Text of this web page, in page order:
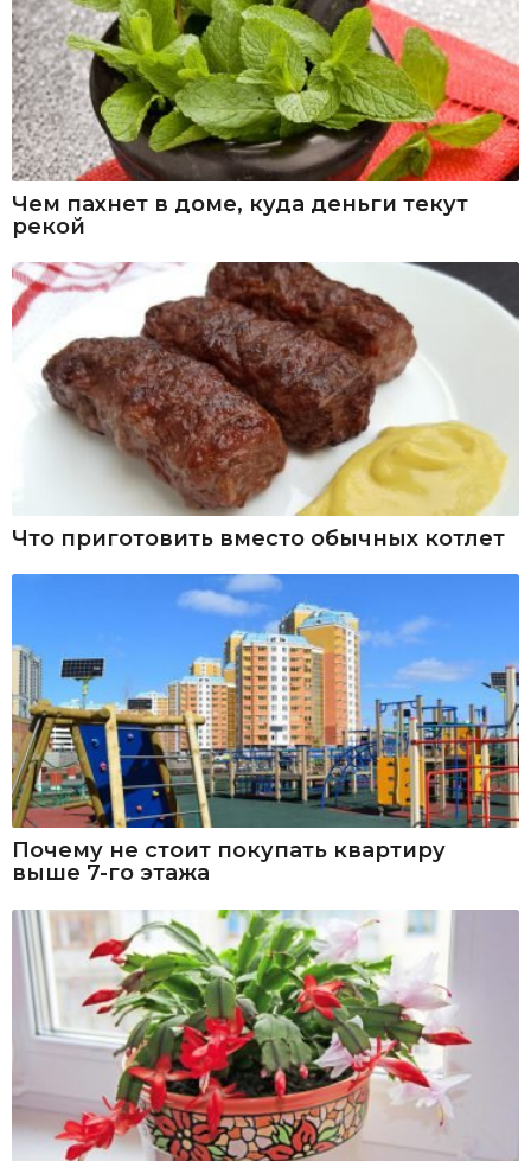
Чем пахнет в доме, куда деньги текут
рекой
Что приготовить вместо обычных котлет
Почему не стоит покупать квартиру
выше 7-го этажа